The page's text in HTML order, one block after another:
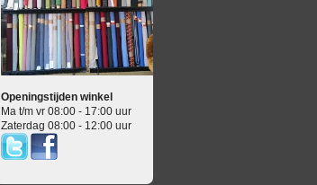
Openingstijden winkel
Ma t/m vr 08:00 - 17:00 uur
Zaterdag 08:00 - 12:00 uur